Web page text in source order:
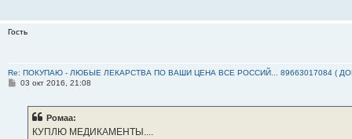
Гость
Re: ПОКУПАЮ - ЛЮБЫЕ ЛЕКАРСТВА ПО ВАШИ ЦЕНА ВСЕ РОССИЙ... 89663017084 (
С03 окт 2016, 21:08
Ромаа:
КУПЛЮ МЕДИКАМЕНТЫ....